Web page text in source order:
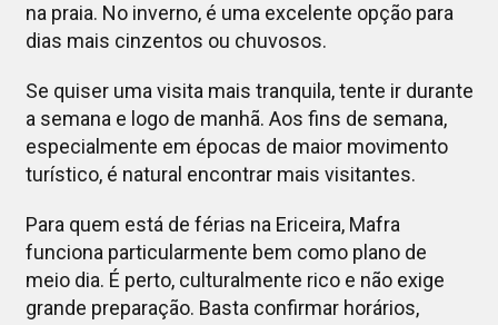
na praia. No inverno, é uma excelente opção para
dias mais cinzentos ou chuvosos.
Se quiser uma visita mais tranquila, tente ir durante
a semana e logo de manhã. Aos fins de semana,
especialmente em épocas de maior movimento
turístico, é natural encontrar mais visitantes.
Para quem está de férias na Ericeira, Mafra
funciona particularmente bem como plano de
meio dia. É perto, culturalmente rico e não exige
grande preparação. Basta confirmar horários,